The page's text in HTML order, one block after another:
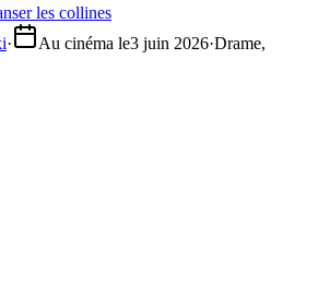
les collines
· Au cinéma le3 juin 2026·Drame,